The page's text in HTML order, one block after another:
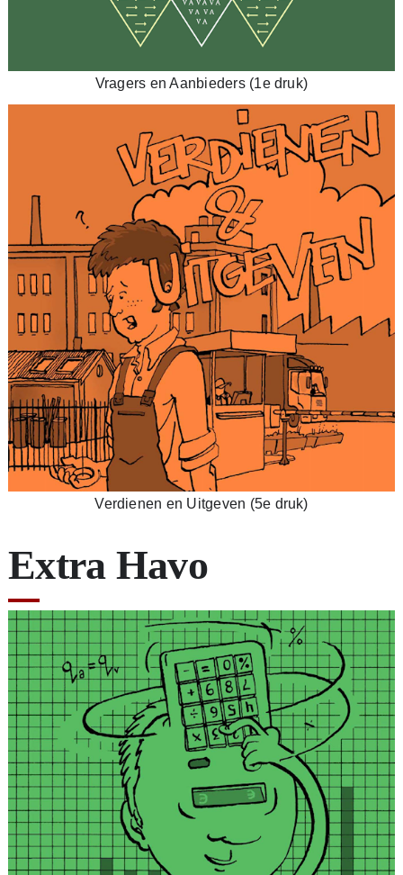
Vragers en Aanbieders (1e druk)
Verdienen en Uitgeven (5e druk)
Extra Havo